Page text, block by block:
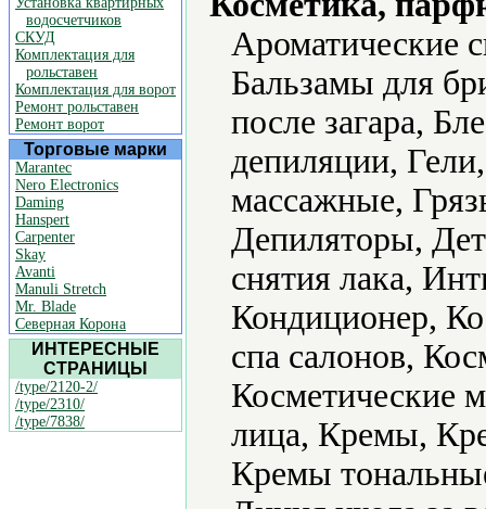
водосчетчиков
СКУД
Комплектация для
рольставен
Комплектация для ворот
Ремонт рольставен
Ремонт ворот
Торговые марки
Marantec
Nero Electronics
Daming
Hanspert
Carpenter
Skay
Avanti
Manuli Stretch
Mr. Blade
Северная Корона
ИНТЕРЕСНЫЕ
СТРАНИЦЫ
/type/2120-2/
/type/2310/
/type/7838/
Ароматические
Бальзамы для
после загара,
депиляции,
массажные,
Депиляторы,
снятия лака,
Кондиционер,
спа салонов,
Косметические
лица, Кремы,
Кремы